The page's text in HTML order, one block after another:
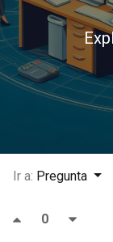
Ir a: Pregunta
0